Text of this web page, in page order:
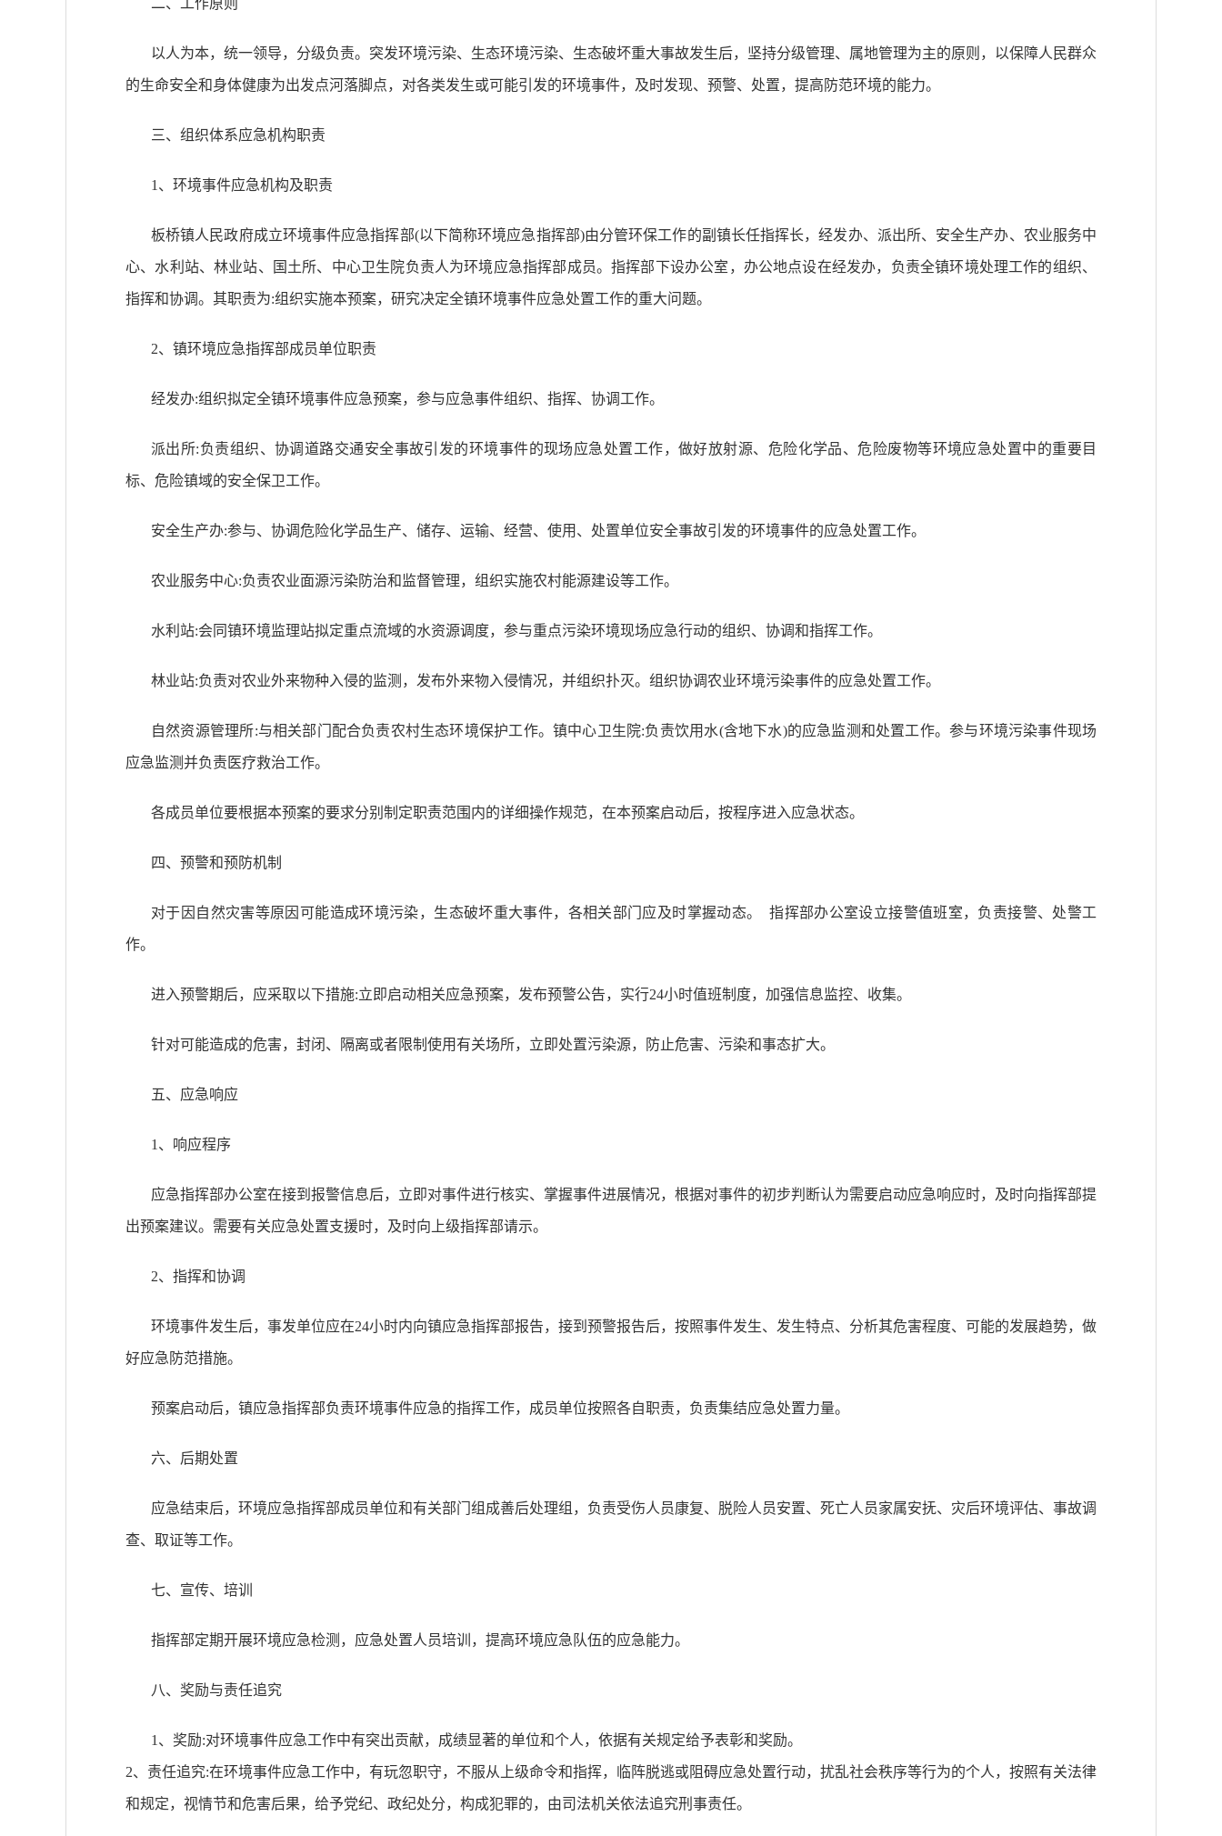
二、工作原则
以人为本，统一领导，分级负责。突发环境污染、生态环境污染、生态破坏重大事故发生后，坚持分级管理、属地管理为主的原则，以保障人民群众
的生命安全和身体健康为出发点河落脚点，对各类发生或可能引发的环境事件，及时发现、预警、处置，提高防范环境的能力。
三、组织体系应急机构职责
1、环境事件应急机构及职责
板桥镇人民政府成立环境事件应急指挥部(以下简称环境应急指挥部)由分管环保工作的副镇长任指挥长，经发办、派出所、 安全生产办、农业服务中
心、水利站、林业站、国土所、中心卫生院负责人为环境应急指挥部成员。指挥部下设办公室，办公地点设在经发办，负责全镇环境处理工作的组织、
指挥和协调。其职责为:组织实施本预案，研究决定全镇环境事件应急处置工作的重大问题。
2、镇环境应急指挥部成员单位职责
经发办:组织拟定全镇环境事件应急预案，参与应急事件组织、指挥、协调工作。
派出所:负责组织、协调道路交通安全事故引发的环境事件的现场应急处置工作，做好放射源、危险化学品、危险废物等环境应急处置中的重要目
标、危险镇域的安全保卫工作。
安全生产办:参与、协调危险化学品生产、储存、运输、经营、使用、处置单位安全事故引发的环境事件的应急处置工作。
农业服务中心:负责农业面源污染防治和监督管理，组织实施农村能源建设等工作。
水利站:会同镇环境监理站拟定重点流域的水资源调度，参与重点污染环境现场应急行动的组织、协调和指挥工作。
林业站:负责对农业外来物种入侵的监测，发布外来物入侵情况，并组织扑灭。组织协调农业环境污染事件的应急处置工作。
自然资源管理所:与相关部门配合负责农村生态环境保护工作。 镇中心卫生院:负责饮用水(含地下水)的应急监测和处置工作。参与环境污染事件现场
应急监测并负责医疗救治工作。
各成员单位要根据本预案的要求分别制定职责范围内的详细操作规范，在本预案启动后，按程序进入应急状态。
四、预警和预防机制
对于因自然灾害等原因可能造成环境污染，生态破坏重大事件，各相关部门应及时掌握动态。 指挥部办公室设立接警值班室，负责接警、处警工
作。
进入预警期后，应采取以下措施:立即启动相关应急预案，发布预警公告，实行24小时值班制度，加强信息监控、收集。
针对可能造成的危害，封闭、隔离或者限制使用有关场所，立即处置污染源，防止危害、污染和事态扩大。
五、应急响应
1、响应程序
应急指挥部办公室在接到报警信息后，立即对事件进行核实、掌握事件进展情况，根据对事件的初步判断认为需要启动应急响应时，及时向指挥部提
出预案建议。需要有关应急处置支援时，及时向上级指挥部请示。
2、指挥和协调
环境事件发生后，事发单位应在24小时内向镇应急指挥部报告，接到预警报告后，按照事件发生、发生特点、分析其危害程度、可能的发展趋势，做
好应急防范措施。
预案启动后， 镇应急指挥部负责环境事件应急的指挥工作，成员单位按照各自职责，负责集结应急处置力量。
六、后期处置
应急结束后，环境应急指挥部成员单位和有关部门组成善后处理组，负责受伤人员康复、脱险人员安置、死亡人员家属安抚、灾后环境评估、事故调
查、取证等工作。
七、宣传、培训
指挥部定期开展环境应急检测，应急处置人员培训，提高环境应急队伍的应急能力。
八、奖励与责任追究
1、奖励:对环境事件应急工作中有突出贡献，成绩显著的单位和个人，依据有关规定给予表彰和奖励。
2、责任追究:在环境事件应急工作中，有玩忽职守，不服从上级命令和指挥，临阵脱逃或阻碍应急处置行动，扰乱社会秩序等行为的个人，按照有关法律
和规定，视情节和危害后果，给予党纪、政纪处分，构成犯罪的，由司法机关依法追究刑事责任。